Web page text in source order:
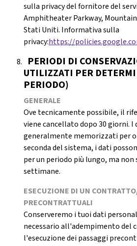
sulla privacy del fornitore del
Amphitheater Parkway,
Stati Uniti. Informativa sulla
privacy:https://
PERIODI DI
UTILIZZATI PER
PERIODO)
GENERALE
Ove tecnicamente possibile, il
viene cancellato dopo 30 giorni. I
generalmente memorizzati per
seconda del sistema, i dati
per un periodo più lungo, ma
settimane.
ESECUZIONE DI UN
PRECONTRATTUALI
Conserveremo i tuoi dati
necessario all'adempimento del
l'esecuzione dei passaggi